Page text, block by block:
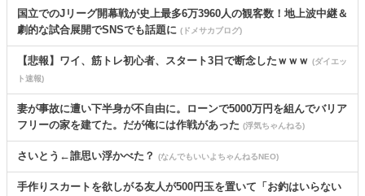
国立でのJリーグ開幕戦が史上最多6万3960人の観客数！地上波中継＆
劇的な試合展開でSNSでも話題に (ドメサカブログ)
【悲報】ワイ、筋トレ初心者、スタート3日で断念したｗｗｗ (ダイエッ
ト速報)
妻が事故に遭い下半身が不自由に。ローンで5000万円を組んでバリア
フリーの家を建てた。だが俺には作戦があった (浮気ちゃんねる)
さいとう←誰思い浮かべた？ (なんでもいいよちゃんねるNEO)
手作りスカートを欲しがる友人が500円玉を置いて「お釣はいらない